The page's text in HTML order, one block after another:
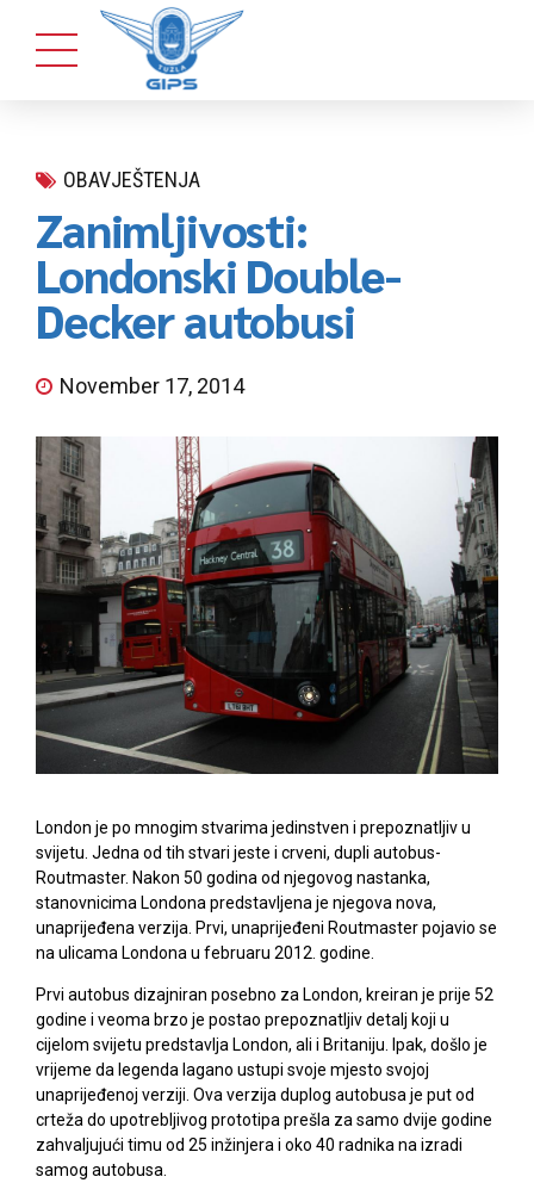
OBAVJEŠTENJA
Zanimljivosti:
Londonski Double-
Decker autobusi
November 17, 2014
London je po mnogim stvarima jedinstven i prepoznatljiv u
svijetu. Jedna od tih stvari jeste i crveni, dupli autobus-
Routmaster. Nakon 50 godina od njegovog nastanka,
stanovnicima Londona predstavljena je njegova nova,
unaprijeđena verzija. Prvi, unaprijeđeni Routmaster pojavio se
na ulicama Londona u februaru 2012. godine.
Prvi autobus dizajniran posebno za London, kreiran je prije 52
godine i veoma brzo je postao prepoznatljiv detalj koji u
cijelom svijetu predstavlja London, ali i Britaniju. Ipak, došlo je
vrijeme da legenda lagano ustupi svoje mjesto svojoj
unaprijeđenoj verziji. Ova verzija duplog autobusa je put od
crteža do upotrebljivog prototipa prešla za samo dvije godine
zahvaljujući timu od 25 inžinjera i oko 40 radnika na izradi
samog autobusa.